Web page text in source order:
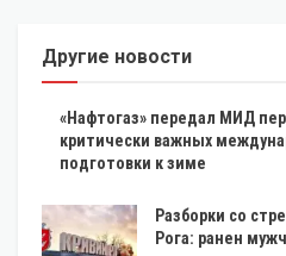
Другие новости
«Нафтогаз» передал МИД
критически важных
подготовки к зиме
Разборки со
Рога: ранен